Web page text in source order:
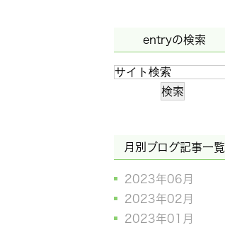
entryの検索
月別ブログ記事一覧
2023年06月
2023年02月
2023年01月